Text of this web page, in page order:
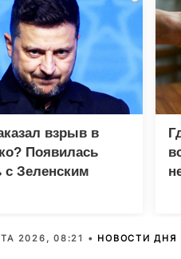
взрыв в
Появилась
с Зеленским
2026, 08:21 • НОВОСТИ ДНЯ